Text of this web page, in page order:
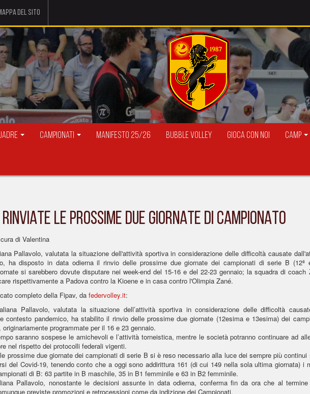
del sito
Campionati Manifesto 25/26 Bubble Volley Gioca con Noi Camp
LE PROSSIME DUE GIORNATE DI CAMPIONATO
di Valentina
Pallavolo, valutata la situazione dell'attività sportiva in considerazione delle difficoltà causate
ha disposto in data odierna il rinvio delle prossime due giornate dei campionati di serie B (12ª
si sarebbero dovute disputare nei week-end del 15-16 e del 22-23 gennaio; la squadra di coach
rispettivamente a Padova contro la Kioene e in casa contro l'Olimpia Zané.
completo della Fipav, da federvolley.it:
Pallavolo, valutata la situazione dell’attività sportiva in considerazione delle difficoltà
contesto pandemico, ha stabilito il rinvio delle prossime due giornate (12esima e 13esima) dei
programmate per il 16 e 23 gennaio.
saranno sospese le amichevoli e l’attività torneistica, mentre le società potranno continuare ad
nel rispetto dei protocolli federali vigenti.
prossime due giornate dei campionati di serie B si è reso necessario alla luce dei sempre più continui
del Covid-19, tenendo conto che a oggi sono addirittura 161 (di cui 149 nella sola ultima giornata) i
di B: 63 partite in B maschile, 35 in B1 femminile e 63 in B2 femminile.
Pallavolo, nonostante le decisioni assunte in data odierna, conferma fin da ora che al
previste promozioni e retrocessioni come da indizione dei Campionati.